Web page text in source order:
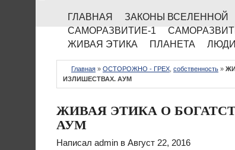
ГЛАВНАЯ ЗАКОНЫ ВСЕЛЕННОЙ
САМОРАЗВИТИЕ-1
ЖИВАЯ ЭТИКА
ПЛАНЕТА
Главная » ОСТОРОЖНО - ГРЕХ собственность »
ИЗЛИШЕСТВАХ. АУМ
ЖИВАЯ ЭТИКА О
АУМ
Написал admin в Август 22, 2016